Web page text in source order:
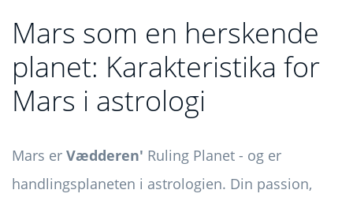
Mars som en herskende
planet: Karakteristika for
Mars i astrologi
Mars er Vædderen' Ruling Planet - og er
handlingsplaneten i astrologien. Din passion,